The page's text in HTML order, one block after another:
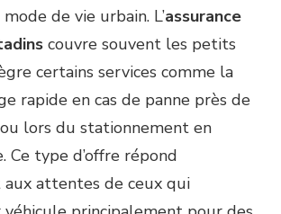
de vie urbain. L’assurance
couvre souvent les petits
certains services comme la
rapide en cas de panne près de
lors du stationnement en
Ce type d’offre répond
attentes de ceux qui